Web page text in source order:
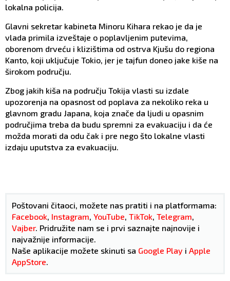
lokalna policija.
Glavni sekretar kabineta Minoru Kihara rekao je da je
vlada primila izveštaje o poplavljenim putevima,
oborenom drveću i klizištima od ostrva Kjušu do regiona
Kanto, koji uključuje Tokio, jer je tajfun doneo jake kiše na
širokom području.
Zbog jakih kiša na području Tokija vlasti su izdale
upozorenja na opasnost od poplava za nekoliko reka u
glavnom gradu Japana, koja znače da ljudi u opasnim
područjima treba da budu spremni za evakuaciju i da će
možda morati da odu čak i pre nego što lokalne vlasti
izdaju uputstva za evakuaciju.
Poštovani čitaoci, možete nas pratiti i na platformama:
Facebook Instagram YouTube TikTok Telegram
Vajber. Pridružite nam se i prvi saznajte najnovije i
najvažnije informacije.
Naše aplikacije možete skinuti sa Google Play i Apple
AppStore